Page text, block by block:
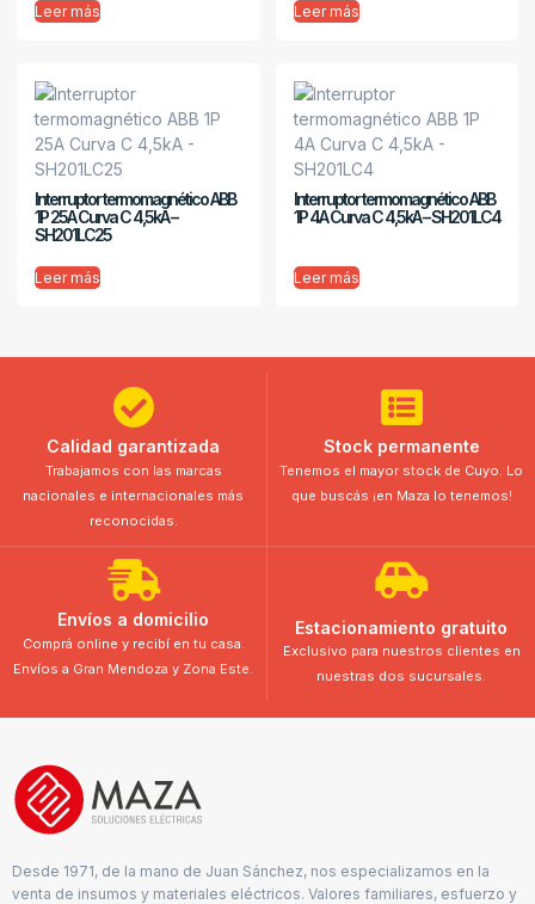
Leer más Leer más
Interruptor termomagnético ABB
1P 25A Curva C 4,5kA –
SH201LC25
Leer más
Interruptor termomagnético ABB
1P 4A Curva C 4,5kA – SH201LC4
Leer más
Calidad garantizada
Trabajamos con las marcas
nacionales e internacionales más
reconocidas.
Stock permanente
Tenemos el mayor stock de Cuyo. Lo
que buscás ¡en Maza lo tenemos!
Envíos a domicilio
Comprá online y recibí en tu casa.
Envíos a Gran Mendoza y Zona Este.
Estacionamiento gratuito
Exclusivo para nuestros clientes en
nuestras dos sucursales.
Desde 1971, de la mano de Juan Sánchez, nos especializamos en la
venta de insumos y materiales eléctricos. Valores familiares, esfuerzo y